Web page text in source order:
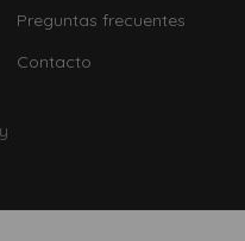
Preguntas frecuentes
Contacto